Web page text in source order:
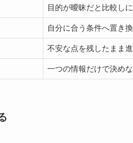
目的が曖昧だと比較し
自分に合う条件へ置き
不安な点を残したまま
一つの情報だけで決め